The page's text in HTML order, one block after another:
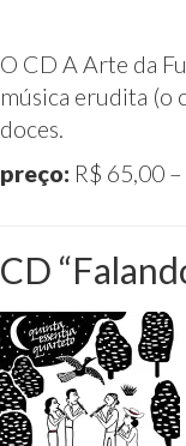
O CD A Arte da
música erudita (o
doces.
preço: R$ 65,00 –
CD